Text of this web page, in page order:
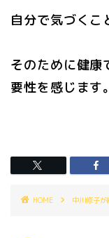
自分で気づくこ
そのために健康
要性を感じます。
HOME 中川修子が